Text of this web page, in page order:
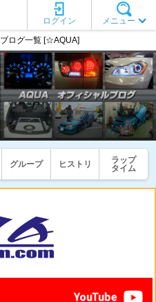
メニュー
ログイン
ブログ一覧 [☆AQUA]
グループ ヒストリ
ラップ
タイム